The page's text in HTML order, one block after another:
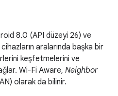
8.0 (API düzeyi 26) ve
aralarında başka bir
keşfetmelerini ve
Wi-Fi Aware, Neighbor
olarak da bilinir.